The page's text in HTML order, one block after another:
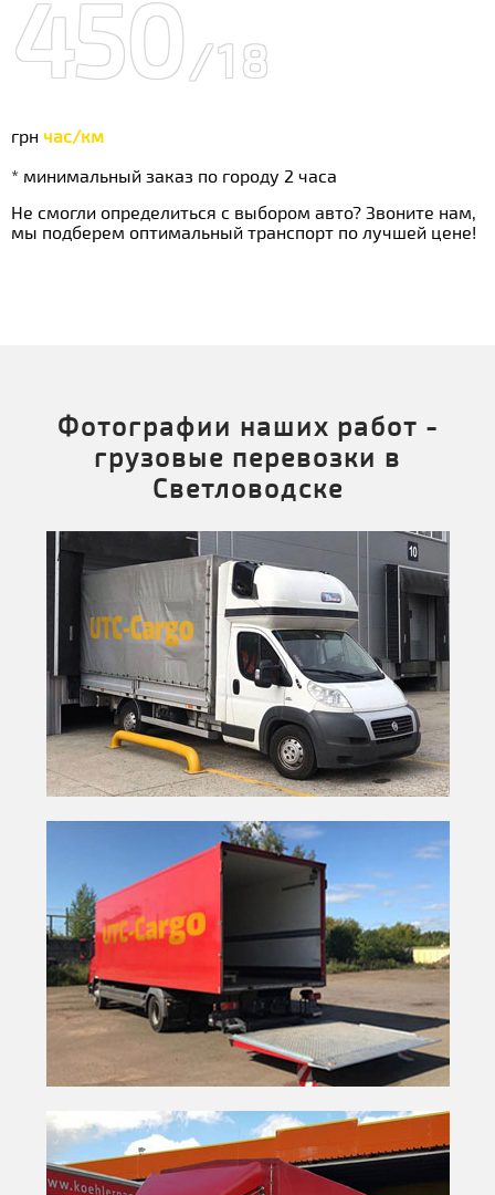
450/18
грн час/км
* минимальный заказ по городу 2 часа
Не смогли определиться с выбором авто? Звоните нам,
мы подберем оптимальный транспорт по лучшей цене!
Фотографии наших работ -
грузовые перевозки в
Светловодске